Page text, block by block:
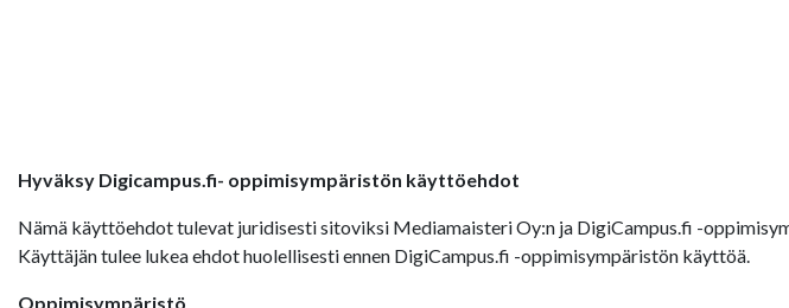
Hyväksy Digicampus.fi- oppimisympäristön käyttöehdot
Nämä käyttöehdot tulevat juridisesti sitoviksi Mediamaisteri Oy:n ja DigiCampus.fi -
Käyttäjän tulee lukea ehdot huolellisesti ennen DigiCampus.fi -oppimisympäristön käyttöä.
Oppimisympäristö